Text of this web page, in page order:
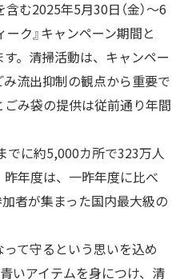
む2025年5月30日（金）～6
ーク』キャンペーン期間と
。清掃活動は、キャンペー
流出抑制の観点から重要で
み袋の提供は従前通り年間
でに約5,000カ所で323万人
年度は、一昨年度に比べ
者が集まった国内最大級の
て守るという思いを込め
いアイテムを身につけ、清